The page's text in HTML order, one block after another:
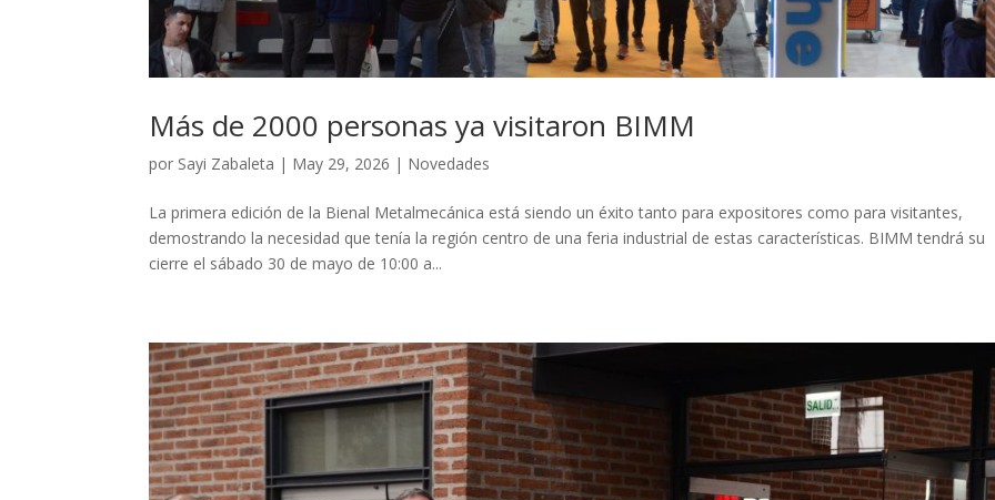
Más de 2000 personas ya visitaron BIMM
por Sayi Zabaleta | May 29, 2026 | Novedades
La primera edición de la Bienal Metalmecánica está siendo un éxito tanto para expositores como para visitantes,
demostrando la necesidad que tenía la región centro de una feria industrial de estas características. BIMM tendrá su
cierre el sábado 30 de mayo de 10:00 a...